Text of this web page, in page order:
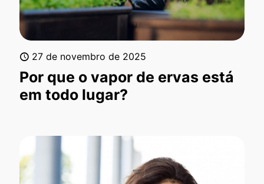
27 de novembro de 2025
Por que o vapor de ervas está
em todo lugar?